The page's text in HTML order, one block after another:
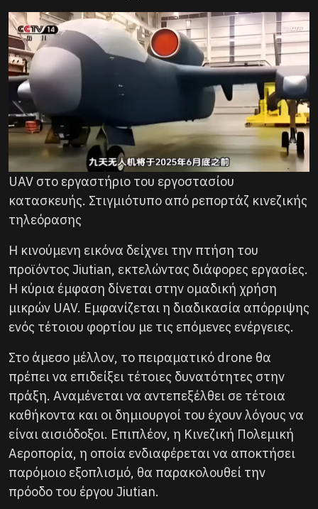
UAV στο εργαστήριο του εργοστασίου
κατασκευής. Στιγμιότυπο από ρεπορτάζ κινεζικής
τηλεόρασης
Η κινούμενη εικόνα δείχνει την πτήση του
προϊόντος Jiutian, εκτελώντας διάφορες εργασίες.
Η κύρια έμφαση δίνεται στην ομαδική χρήση
μικρών UAV. Εμφανίζεται η διαδικασία απόρριψης
ενός τέτοιου φορτίου με τις επόμενες ενέργειες.
Στο άμεσο μέλλον, το πειραματικό drone θα
πρέπει να επιδείξει τέτοιες δυνατότητες στην
πράξη. Αναμένεται να αντεπεξέλθει σε τέτοια
καθήκοντα και οι δημιουργοί του έχουν λόγους να
είναι αισιόδοξοι. Επιπλέον, η Κινεζική Πολεμική
Αεροπορία, η οποία ενδιαφέρεται να αποκτήσει
παρόμοιο εξοπλισμό, θα παρακολουθεί την
πρόοδο του έργου Jiutian.